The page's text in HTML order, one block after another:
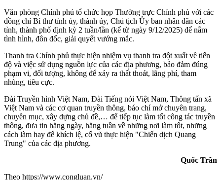
Văn phòng Chính phủ tổ chức họp Thường trực Chính phủ với các
đồng chí Bí thư tỉnh ủy, thành ủy, Chủ tịch Ủy ban nhân dân các
tỉnh, thành phố định kỳ 2 tuần/lần (kể từ ngày 9/12/2025) để nắm
tình hình, đôn đốc, giải quyết vướng mắc.
Thanh tra Chính phủ thực hiện nhiệm vụ thanh tra đột xuất về tiến
độ và việc sử dụng nguồn lực của các địa phương, bảo đảm đúng
phạm vi, đối tượng, không để xảy ra thất thoát, lãng phí, tham
nhũng, tiêu cực.
Đài Truyền hình Việt Nam, Đài Tiếng nói Việt Nam, Thông tấn xã
Việt Nam và các cơ quan truyền thông, báo chí mở chuyên trang,
chuyên mục, xây dựng chủ đề,… để tiếp tục làm tốt công tác truyền
thông, đưa tin hằng ngày, hằng tuần về những nơi làm tốt, những
cách làm hay để khích lệ, cổ vũ thực hiện "Chiến dịch Quang
Trung" của các địa phương.
Quốc Trần
Theo https://www.congluan.vn/